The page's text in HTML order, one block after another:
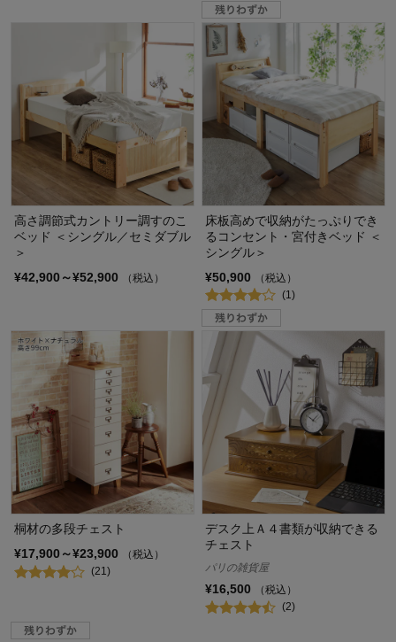
高さ調節式カントリー調すのこ
ベッド ＜シングル／セミダブル
＞
¥42,900～¥52,900
（税込）
床板高めで収納がたっぷりでき
るコンセント・宮付きベッド ＜
シングル＞
¥50,900
（税込）
(1)
桐材の多段チェスト
¥17,900～¥23,900
（税込）
(21)
デスク上Ａ４書類が収納できる
チェスト
パリの雑貨屋
¥16,500
（税込）
(2)